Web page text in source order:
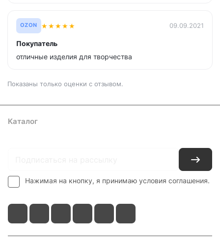
OZON ★★★★★ 09.09.2021
Покупатель
отличные изделия для творчества
Показаны только оценки с отзывом.
Каталог
Нажимая на кнопку, я принимаю условия соглашения.